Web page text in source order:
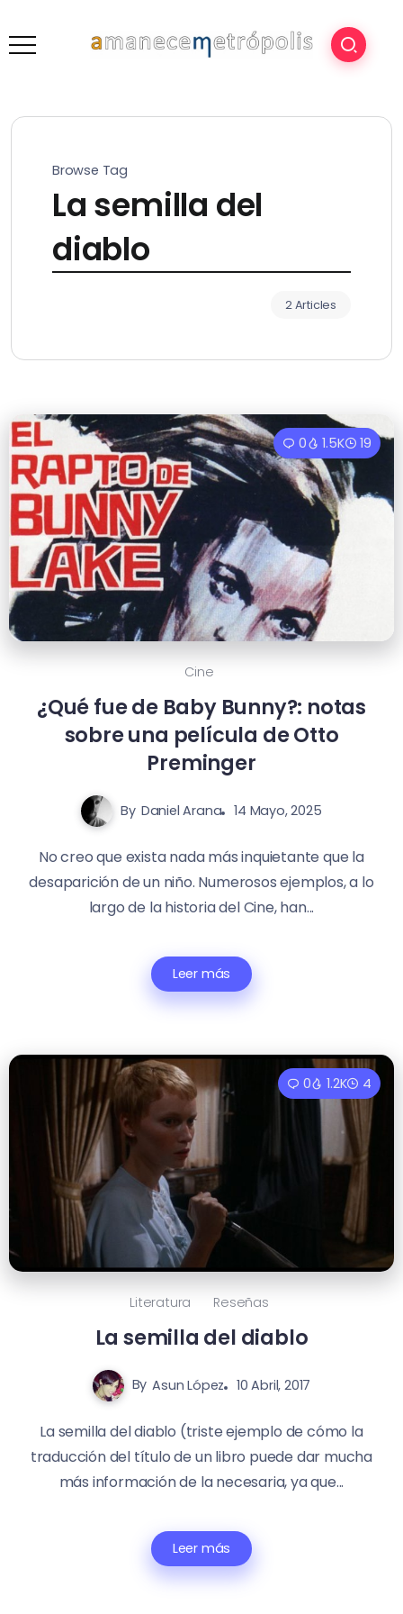
Browse Tag
La semilla del
diablo
2 Articles
0 1.5K 19
Cine
¿Qué fue de Baby Bunny?: notas
sobre una película de Otto
Preminger
By Daniel Arana 14 Mayo, 2025
No creo que exista nada más inquietante que la
desaparición de un niño. Numerosos ejemplos, a lo
largo de la historia del Cine, han...
Leer más
0 1.2K 4
Literatura Reseñas
La semilla del diablo
By Asun López 10 Abril, 2017
La semilla del diablo (triste ejemplo de cómo la
traducción del título de un libro puede dar mucha
más información de la necesaria, ya que...
Leer más